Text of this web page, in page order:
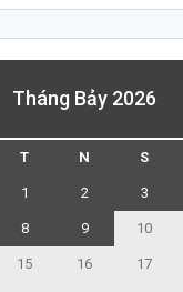
Tháng Bảy 2026
T N S
1 2 3
8 9 10
15 16 17